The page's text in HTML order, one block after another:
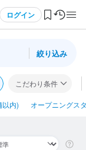
ログイン
絞り込み
こだわり条件
以内) オープニングス